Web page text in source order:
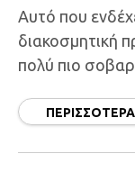
Αυτό που
διακοσμητική
πολύ πιο
γραμμές ή
ΠΕΡΙΣΣΌΤΕΡΑ